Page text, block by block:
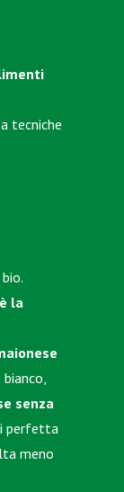
tecniche
la
senza
perfetta
meno